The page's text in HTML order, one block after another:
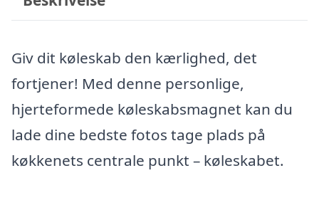
Giv dit køleskab den kærlighed, det
fortjener! Med denne personlige,
hjerteformede køleskabsmagnet kan du
lade dine bedste fotos tage plads på
køkkenets centrale punkt – køleskabet.